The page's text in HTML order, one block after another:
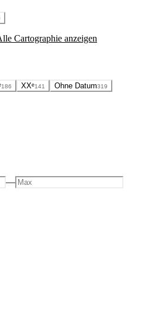
Cartographie anzeigen
186 XXᵉ141 Ohne Datum319
—